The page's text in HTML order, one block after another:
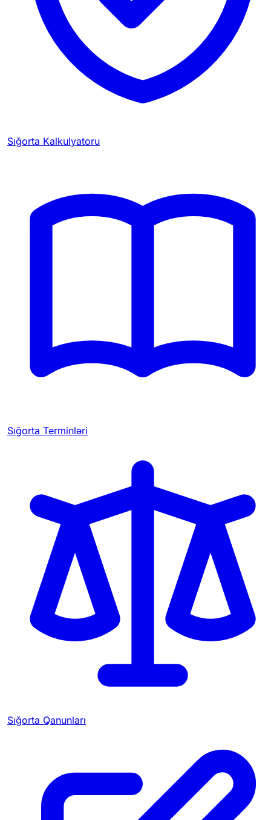
Sığorta Kalkulyatoru
Sığorta Terminləri
Sığorta Qanunları